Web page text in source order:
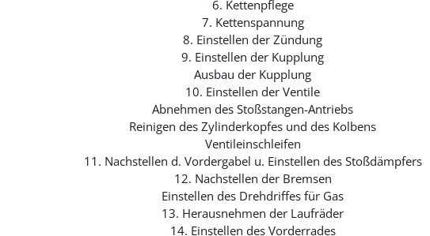
6. Kettenpflege
7. Kettenspannung
8. Einstellen der Zündung
9. Einstellen der Kupplung
Ausbau der Kupplung
10. Einstellen der Ventile
Abnehmen des Stoßstangen-Antriebs
Reinigen des Zylinderkopfes und des Kolbens
Ventileinschleifen
11. Nachstellen d. Vordergabel u. Einstellen des Stoßdämpfers
12. Nachstellen der Bremsen
Einstellen des Drehdriffes für Gas
13. Herausnehmen der Laufräder
14. Einstellen des Vorderrades